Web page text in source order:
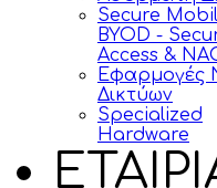
Secure
BYOD -
Access &
Εφαρμογές
Δικτύων
Specialized
Hardware